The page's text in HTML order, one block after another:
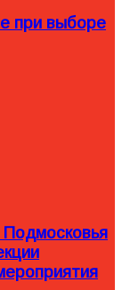
при выборе
Подмосковья